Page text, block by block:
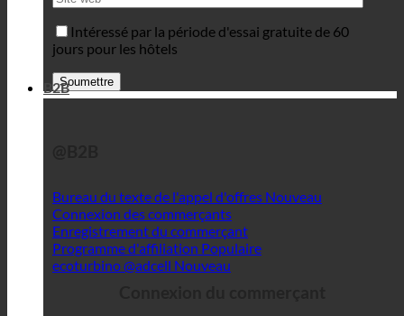
Intéressé par la période d'essai gratuite de 60
jours pour les hôtels
B2B
Bureau du texte de l'appel d'offres
Connexion des commerçants
Enregistrement du commerçant
Programme d'affiliation
ecoturbino @adcell